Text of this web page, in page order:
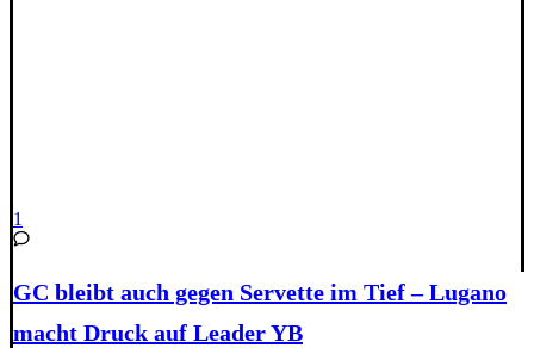
1
GC bleibt auch gegen Servette im Tief – Lugano
macht Druck auf Leader YB